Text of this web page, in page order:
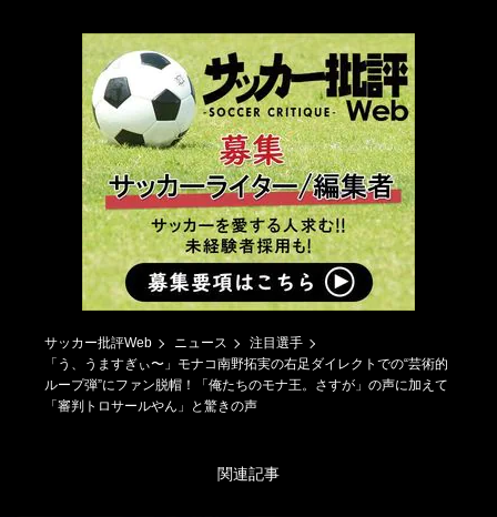
サッカー批評Web ニュース
注目選手
「う、うますぎぃ〜」モナコ南野拓実の右足ダイレクトでの“芸術的
ループ弾”にファン脱帽！「俺たちのモナ王。さすが」の声に加えて
「審判トロサールやん」と驚きの声
関連記事